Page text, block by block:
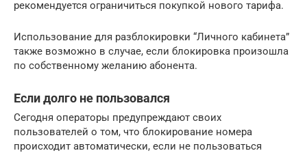
рекомендуется ограничиться покупкой нового тарифа.
Использование для разблокировки “Личного кабинета”
также возможно в случае, если блокировка произошла
по собственному желанию абонента.
Если долго не пользовался
Сегодня операторы предупреждают своих
пользователей о том, что блокирование номера
происходит автоматически, если не пользоваться